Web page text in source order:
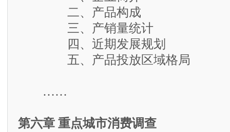
二、产品构成
三、产销量统计
四、近期发展规划
五、产品投放区域格局
……
第六章 重点城市消费调查